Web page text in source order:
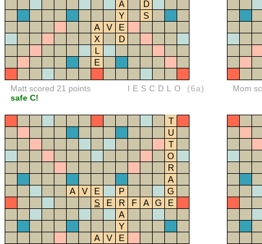
A
D
Y
S
A
V
E
X
D
L
E
Matt scored 21 points
safe C!
IESCDLO (6a) Mom
T
U
T
O
R
A
A
V E P
G
S
E R F A G
E
A
Y
A
V
E